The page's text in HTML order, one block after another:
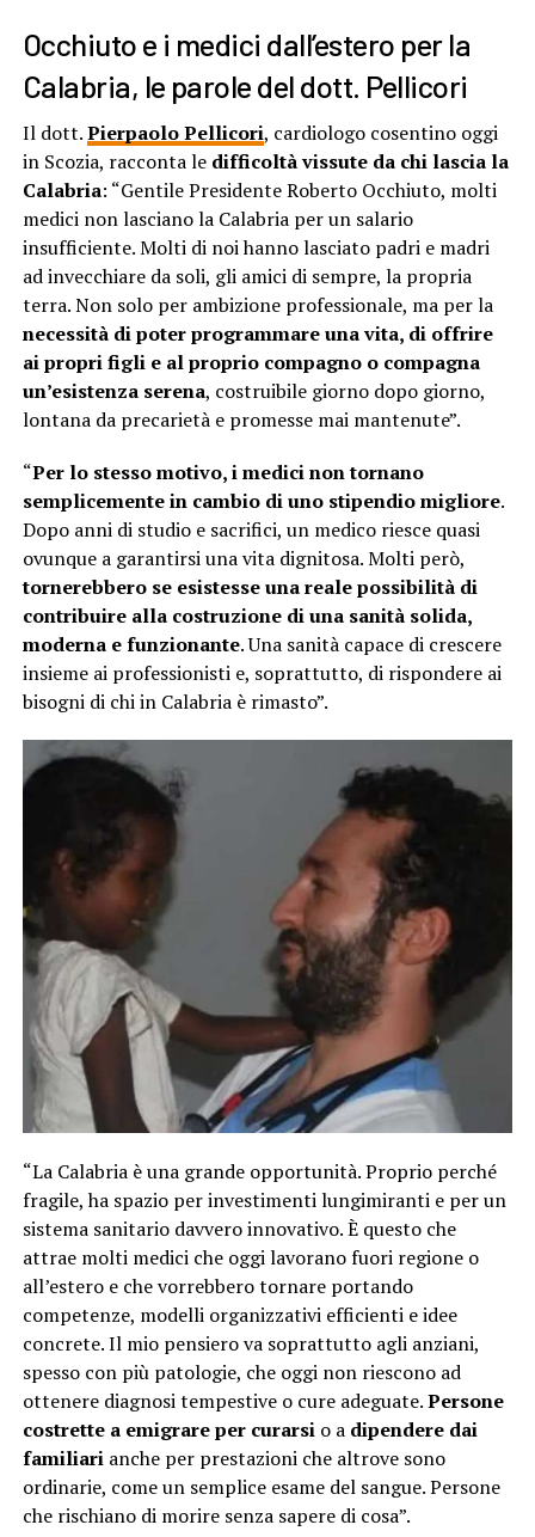
Occhiuto e i medici dall’estero per la
Calabria, le parole del dott. Pellicori
Il dott.Pierpaolo Pellicori, cardiologo cosentino oggi
in Scozia, racconta le difficoltà vissute da chi lascia la
Calabria: “Gentile Presidente Roberto Occhiuto, molti
medici non lasciano la Calabria per un salario
insufficiente. Molti di noi hanno lasciato padri e madri
ad invecchiare da soli, gli amici di sempre, la propria
terra. Non solo per ambizione professionale, ma per la
necessità di poter programmare una vita, di offrire
ai propri figli e al proprio compagno o compagna
un’esistenza serena, costruibile giorno dopo giorno,
lontana da precarietà e promesse mai mantenute”.
“Per lo stesso motivo, i medici non tornano
semplicemente in cambio di uno stipendio migliore.
Dopo anni di studio e sacrifici, un medico riesce quasi
ovunque a garantirsi una vita dignitosa. Molti però,
tornerebbero se esistesse una reale possibilità di
contribuire alla costruzione di una sanità solida,
moderna e funzionante. Una sanità capace di crescere
insieme ai professionisti e, soprattutto, di rispondere ai
bisogni di chi in Calabria è rimasto”.
“La Calabria è una grande opportunità. Proprio perché
fragile, ha spazio per investimenti lungimiranti e per un
sistema sanitario davvero innovativo. È questo che
attrae molti medici che oggi lavorano fuori regione o
all’estero e che vorrebbero tornare portando
competenze, modelli organizzativi efficienti e idee
concrete. Il mio pensiero va soprattutto agli anziani,
spesso con più patologie, che oggi non riescono ad
ottenere diagnosi tempestive o cure adeguate.Persone
costrette a emigrare per curarsio a dipendere dai
familiarianche per prestazioni che altrove sono
ordinarie, come un semplice esame del sangue. Persone
che rischiano di morire senza sapere di cosa”.